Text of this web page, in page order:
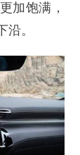
加饱满，
。